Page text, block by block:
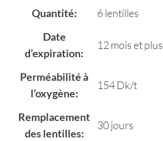
Quantité:
6 lentilles
Date
d’expiration:
12 mois et plus
Perméabilité à
l’oxygène:
154 Dk/t
Remplacement
des lentilles:
30 jours